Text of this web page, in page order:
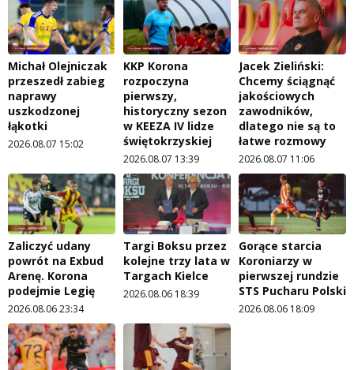
Michał Olejniczak
przeszedł zabieg
naprawy
uszkodzonej
łąkotki
2026.08.07 15:02
KKP Korona
rozpoczyna
pierwszy,
historyczny sezon
w KEEZA IV lidze
świętokrzyskiej
2026.08.07 13:39
Jacek Zieliński:
Chcemy ściągnąć
jakościowych
zawodników,
dlatego nie są to
łatwe rozmowy
2026.08.07 11:06
Zaliczyć udany
powrót na Exbud
Arenę. Korona
podejmie Legię
2026.08.06 23:34
Targi Boksu przez
kolejne trzy lata w
Targach Kielce
2026.08.06 18:39
Gorące starcia
Koroniarzy w
pierwszej rundzie
STS Pucharu Polski
2026.08.06 18:09